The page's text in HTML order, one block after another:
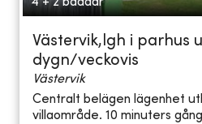
Västervik,lgh i parhus
dygn/veckovis
Västervik
Centralt belägen lägenhet
villaområde. 10 minuters